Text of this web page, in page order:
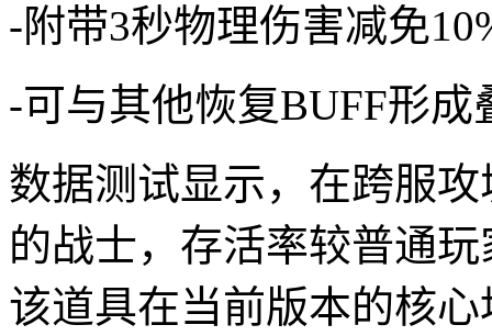
-附带3秒物理伤害减免
-可与其他恢复BUFF形成
数据测试显示，在跨服
的战士，存活率较普通
该道具在当前版本的核心